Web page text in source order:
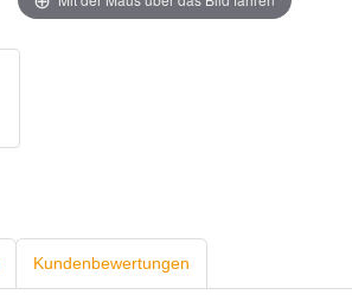
Kundenbewertungen